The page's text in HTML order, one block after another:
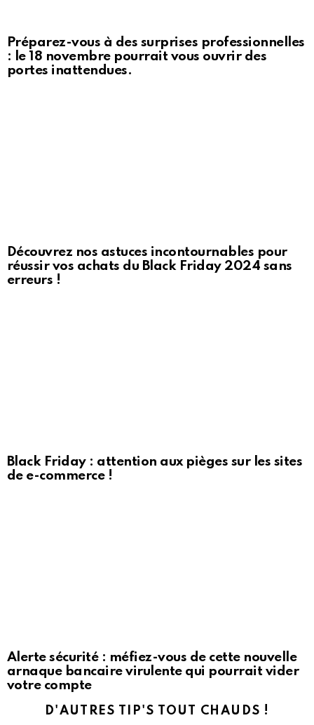
Préparez-vous à des surprises professionnelles
: le 18 novembre pourrait vous ouvrir des
portes inattendues.
Découvrez nos astuces incontournables pour
réussir vos achats du Black Friday 2024 sans
erreurs !
Black Friday : attention aux pièges sur les sites
de e-commerce !
Alerte sécurité : méfiez-vous de cette nouvelle
arnaque bancaire virulente qui pourrait vider
votre compte
D'AUTRES TIP'S TOUT CHAUDS !